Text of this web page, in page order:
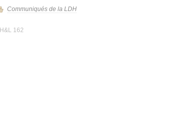
Communiqués de la LDH
H&L 162